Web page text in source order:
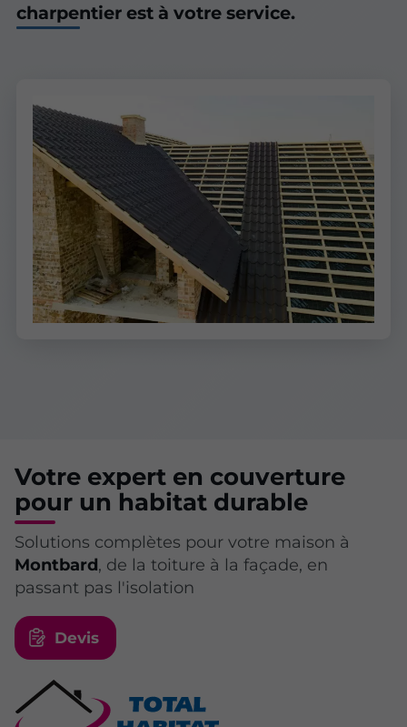
charpentier est à votre service.
Votre expert en couverture
pour un habitat durable
Solutions complètes pour votre maison à
Montbard, de la toiture à la façade, en
passant pas l'isolation
Devis